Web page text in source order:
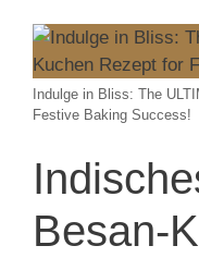
Indulge in Bliss: The
Festive Baking Success!
Besan-